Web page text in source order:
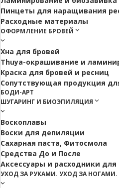
Пинцеты для наращивания
Расходные материалы
ОФОРМЛЕНИЕ БРОВЕЙ
Хна для бровей
Thuya-окрашивание и
Краска для бровей и ресниц
Сопутствующая продукция
БОДИ-АРТ
ШУГАРИНГ И БИОЭПИЛЯЦИЯ
Воскоплавы
Воски для депиляции
Сахарная паста, Фитосмола
Средства До и После
Аксессуары и расходники
УХОД ЗА РУКАМИ. УХОД ЗА НОГАМИ.